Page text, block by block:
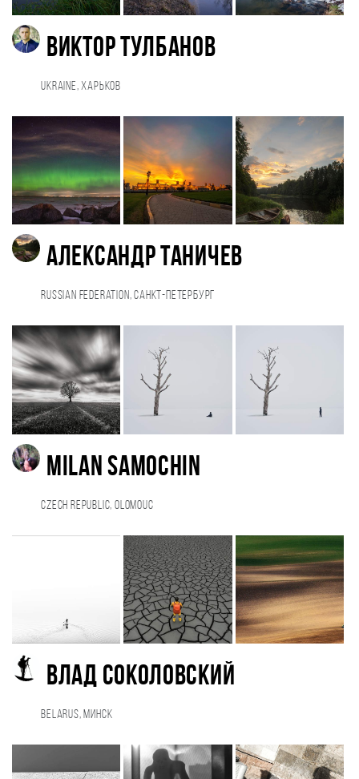
Виктор Тулбанов
Ukraine, Харьков
александр таничев
Russian Federation, Санкт-Петербург
Milan Samochin
Czech Republic, Olomouc
Влад Соколовский
Belarus, Минск